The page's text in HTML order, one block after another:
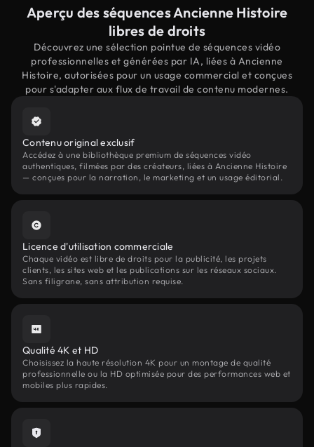
Aperçu des séquences Ancienne Histoire
libres de droits
Découvrez une sélection pointue de séquences vidéo
professionnelles et générées par IA, liées à Ancienne
Histoire, autorisées pour un usage commercial et conçues
pour s'adapter aux flux de travail de contenu modernes.
Contenu original exclusif
Accédez à une bibliothèque premium de séquences vidéo
authentiques, filmées par des créateurs, liées à Ancienne Histoire
— conçues pour la narration, le marketing et un usage éditorial.
Licence d'utilisation commerciale
Chaque vidéo est libre de droits pour la publicité, les projets
clients, les sites web et les publications sur les réseaux sociaux.
Sans filigrane, sans attribution requise.
Qualité 4K et HD
Choisissez la haute résolution 4K pour un montage de qualité
professionnelle ou la HD optimisée pour des performances web et
mobiles plus rapides.